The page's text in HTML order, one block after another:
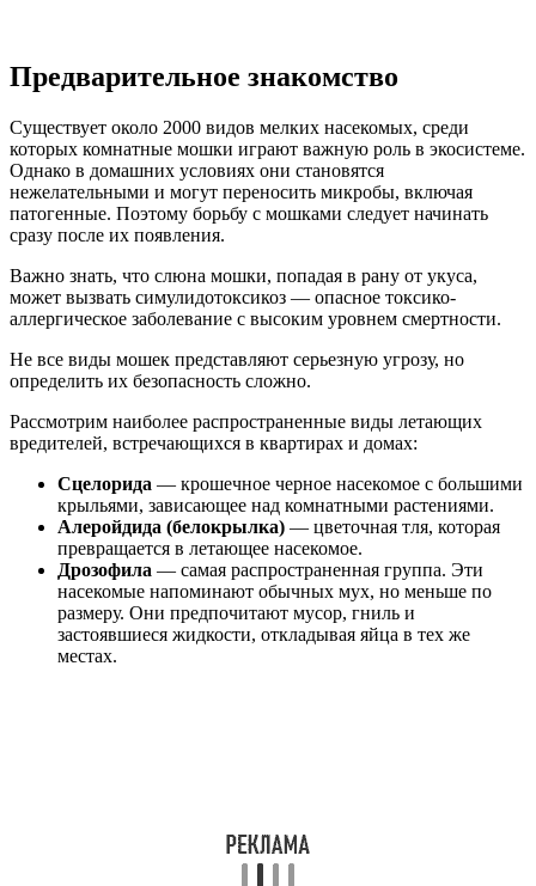
Предварительное знакомство
Существует около 2000 видов мелких насекомых, среди
которых комнатные мошки играют важную роль в экосистеме.
Однако в домашних условиях они становятся
нежелательными и могут переносить микробы, включая
патогенные. Поэтому борьбу с мошками следует начинать
сразу после их появления.
Важно знать, что слюна мошки, попадая в рану от укуса,
может вызвать симулидотоксикоз — опасное токсико-
аллергическое заболевание с высоким уровнем смертности.
Не все виды мошек представляют серьезную угрозу, но
определить их безопасность сложно.
Рассмотрим наиболее распространенные виды летающих
вредителей, встречающихся в квартирах и домах:
Сцелорида — крошечное черное насекомое с большими
крыльями, зависающее над комнатными растениями.
Алеройдида (белокрылка) — цветочная тля, которая
превращается в летающее насекомое.
Дрозофила — самая распространенная группа. Эти
насекомые напоминают обычных мух, но меньше по
размеру. Они предпочитают мусор, гниль и
застоявшиеся жидкости, откладывая яйца в тех же
местах.